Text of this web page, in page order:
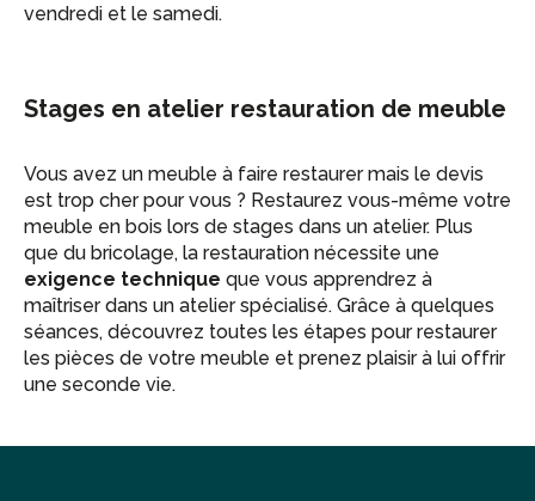
vendredi et le samedi.
Stages en atelier restauration de meuble
Vous avez un meuble à faire restaurer mais le devis
est trop cher pour vous ? Restaurez vous-même votre
meuble en bois lors de stages dans un atelier. Plus
que du bricolage, la restauration nécessite une
exigence technique que vous apprendrez à
maîtriser dans un atelier spécialisé. Grâce à quelques
séances, découvrez toutes les étapes pour restaurer
les pièces de votre meuble et prenez plaisir à lui offrir
une seconde vie.